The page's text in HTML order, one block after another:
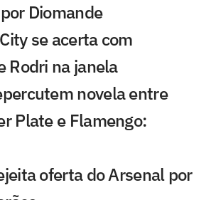
Diomande
se acerta com
Rodri na janela
novela entre
Plate e Flamengo:
oferta do Arsenal por